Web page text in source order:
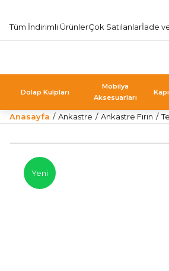
Tüm İndirimli ÜrünlerÇok Satılanlarİade
Dolap Kulpları
Mobilya
Aksesuarları
Anasayfa Ankastre Ankastre Fırın
Yeni